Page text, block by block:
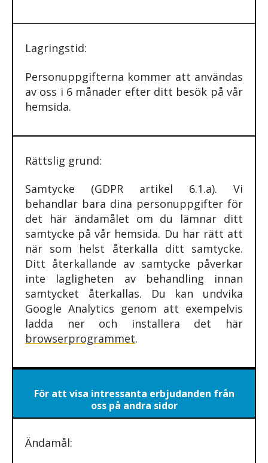
Lagringstid:
Personuppgifterna kommer att användas
av oss i 6 månader efter ditt besök på vår
hemsida.
Rättslig grund:
Samtycke (GDPR artikel 6.1.a). Vi
behandlar bara dina personuppgifter för
det här ändamålet om du lämnar ditt
samtycke på vår hemsida. Du har rätt att
när som helst återkalla ditt samtycke.
Ditt återkallande av samtycke påverkar
inte lagligheten av behandling innan
samtycket återkallas. Du kan undvika
Google Analytics genom att exempelvis
ladda ner och installera det här
browserprogrammet.
För att visa intressanta erbjudanden från
oss på andra sidor
Ändamål: